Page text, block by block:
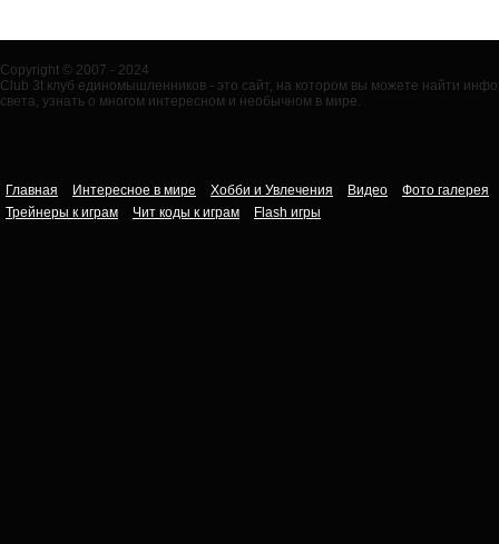
Copyright © 2007 - 2024
Club 3t клуб единомышленников - это сайт, на котором вы можете найти
света, узнать о многом интересном и необычном в мире.
Главная Интересное в мире Хобби и Увлечения Видео
Фото галерея
Трейнеры к играм
Чит коды к играм Flash игры